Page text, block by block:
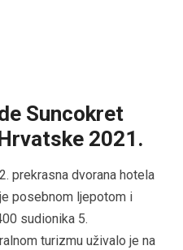
Suncokret
2021.
prekrasna dvorana hotela
posebnom ljepotom i
sudionika 5.
turizmu uživalo je na